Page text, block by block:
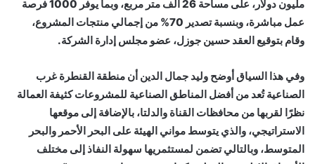
مليون دولار، على مساحة 26 ألف متر مربع، وبما يوفر 1000 فرصة
عمل مباشرة، وبنسبة تصدير 70% من إجمالي منتجات المشروع،
وقام بتوقيع العقد حسين جوزل، عضو مجلس إدارة الشركة.
وفي هذا السياق أوضح وليد جمال الدين أن منطقة القنطرة غرب
الصناعية تُعد من أفضل المناطق الصناعية للمشروعات كثيفة العمالة
نظرًا لقربها من محافظات القناة والدلتا، بالإضافة إلى موقعها
الاستراتيجي، والذي يتوسط مواني الهيئة على البحر الأحمر والبحر
المتوسط، وبالتالي تضمن لمستثمريها سهولة النفاذ إلى مختلف